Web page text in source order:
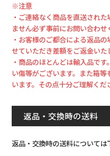
※注意
・ご連絡なく商品を直送され
ません必ず事前にお問い合わせ
・お客様のご都合による返品
せていただき差額をご返金いた
・商品のほとんどは輸入品で
い傷等がございます。また箱
います。その点十分ご理解くだ
返品・交換時の送料
返品・交換時の送料については